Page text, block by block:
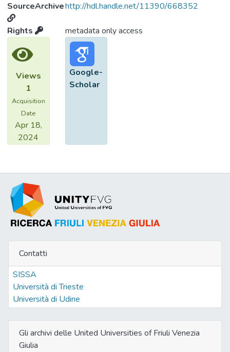
SourceArchivehttp://hdl.handle.net/11390/668352
Rights metadata only access
Views
1
Acquisition
Date
Apr 18,
2024
Google-
Scholar
Contatti
SISSA
Università di Trieste
Università di Udine
Gli archivi delle United Universities of Friuli Venezia
Giulia